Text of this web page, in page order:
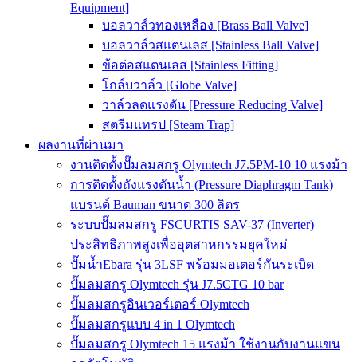
Equipment]
บอลวาล์วทองเหลือง [Brass Ball Valve]
บอลวาล์วสแตนเลส [Stainless Ball Valve]
ข้อต่อสแตนเลส [Stainless Fitting]
โกล์บวาล์ว [Globe Valve]
วาล์วลดแรงดัน [Pressure Reducing Valve]
สตรีมแทรป [Steam Trap]
ผลงานที่ผ่านมา
งานติดตั้งปั๊มลมสกรู Olymtech J7.5PM-10 10 แรงม้า
การติดตั้งถังแรงดันน้ำ (Pressure Diaphragm Tank)
แบรนด์ Bauman ขนาด 300 ลิตร
ระบบปั๊มลมสกรู FSCURTIS SAV-37 (Inverter)
ประสิทธิภาพสูงเพื่ออุตสาหกรรมยุคใหม่
ปั๊มน้ำEbara รุ่น 3LSF พร้อมมอเตอร์กันระเบิด
ปั๊มลมสกรู Olymtech รุ่น J7.5CTG 10 bar
ปั๊มลมสกรูอินเวอร์เตอร์ Olymtech
ปั๊มลมสกรูแบบ 4 in 1 Olymtech
ปั๊มลมสกรู Olymtech 15 แรงม้า ใช้งานกับงานแขน